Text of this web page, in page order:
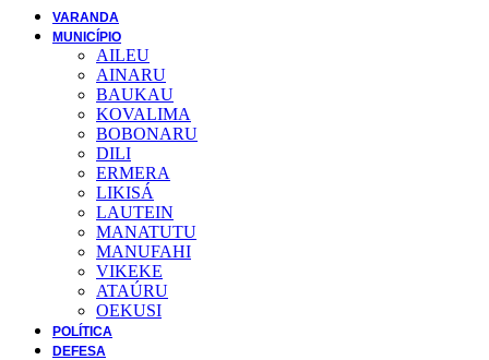
VARANDA
MUNICÍPIO
AILEU
AINARU
BAUKAU
KOVALIMA
BOBONARU
DILI
ERMERA
LIKISÁ
LAUTEIN
MANATUTU
MANUFAHI
VIKEKE
ATAÚRU
OEKUSI
POLÍTICA
DEFESA